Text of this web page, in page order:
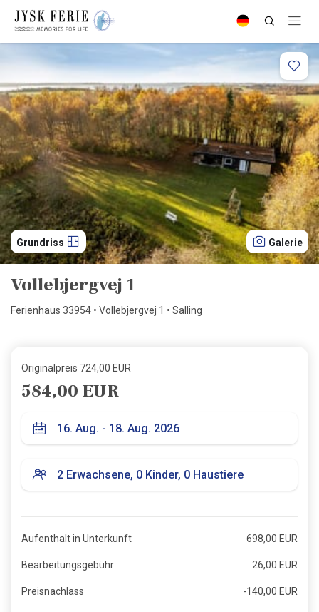
Grundriss Galerie
Vollebjergvej 1
Ferienhaus 33954 • Vollebjergvej 1 • Salling
Originalpreis 724,00 EUR
584,00 EUR
Aufenthalt in Unterkunft 698,00 EUR
Bearbeitungsgebühr 26,00 EUR
Preisnachlass -140,00 EUR